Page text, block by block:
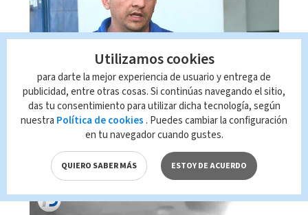
Chofer de bus, rompe
protocolo y salva vida de
pasajero
13:11 04-03-2022
Utilizamos cookies
para darte la mejor experiencia de usuario y entrega de
publicidad, entre otras cosas. Si continúas navegando el sitio,
das tu consentimiento para utilizar dicha tecnología, según
nuestra Política de cookies . Puedes cambiar la configuración
en tu navegador cuando gustes.
QUIERO SABER MÁS ESTOY DE ACUERDO